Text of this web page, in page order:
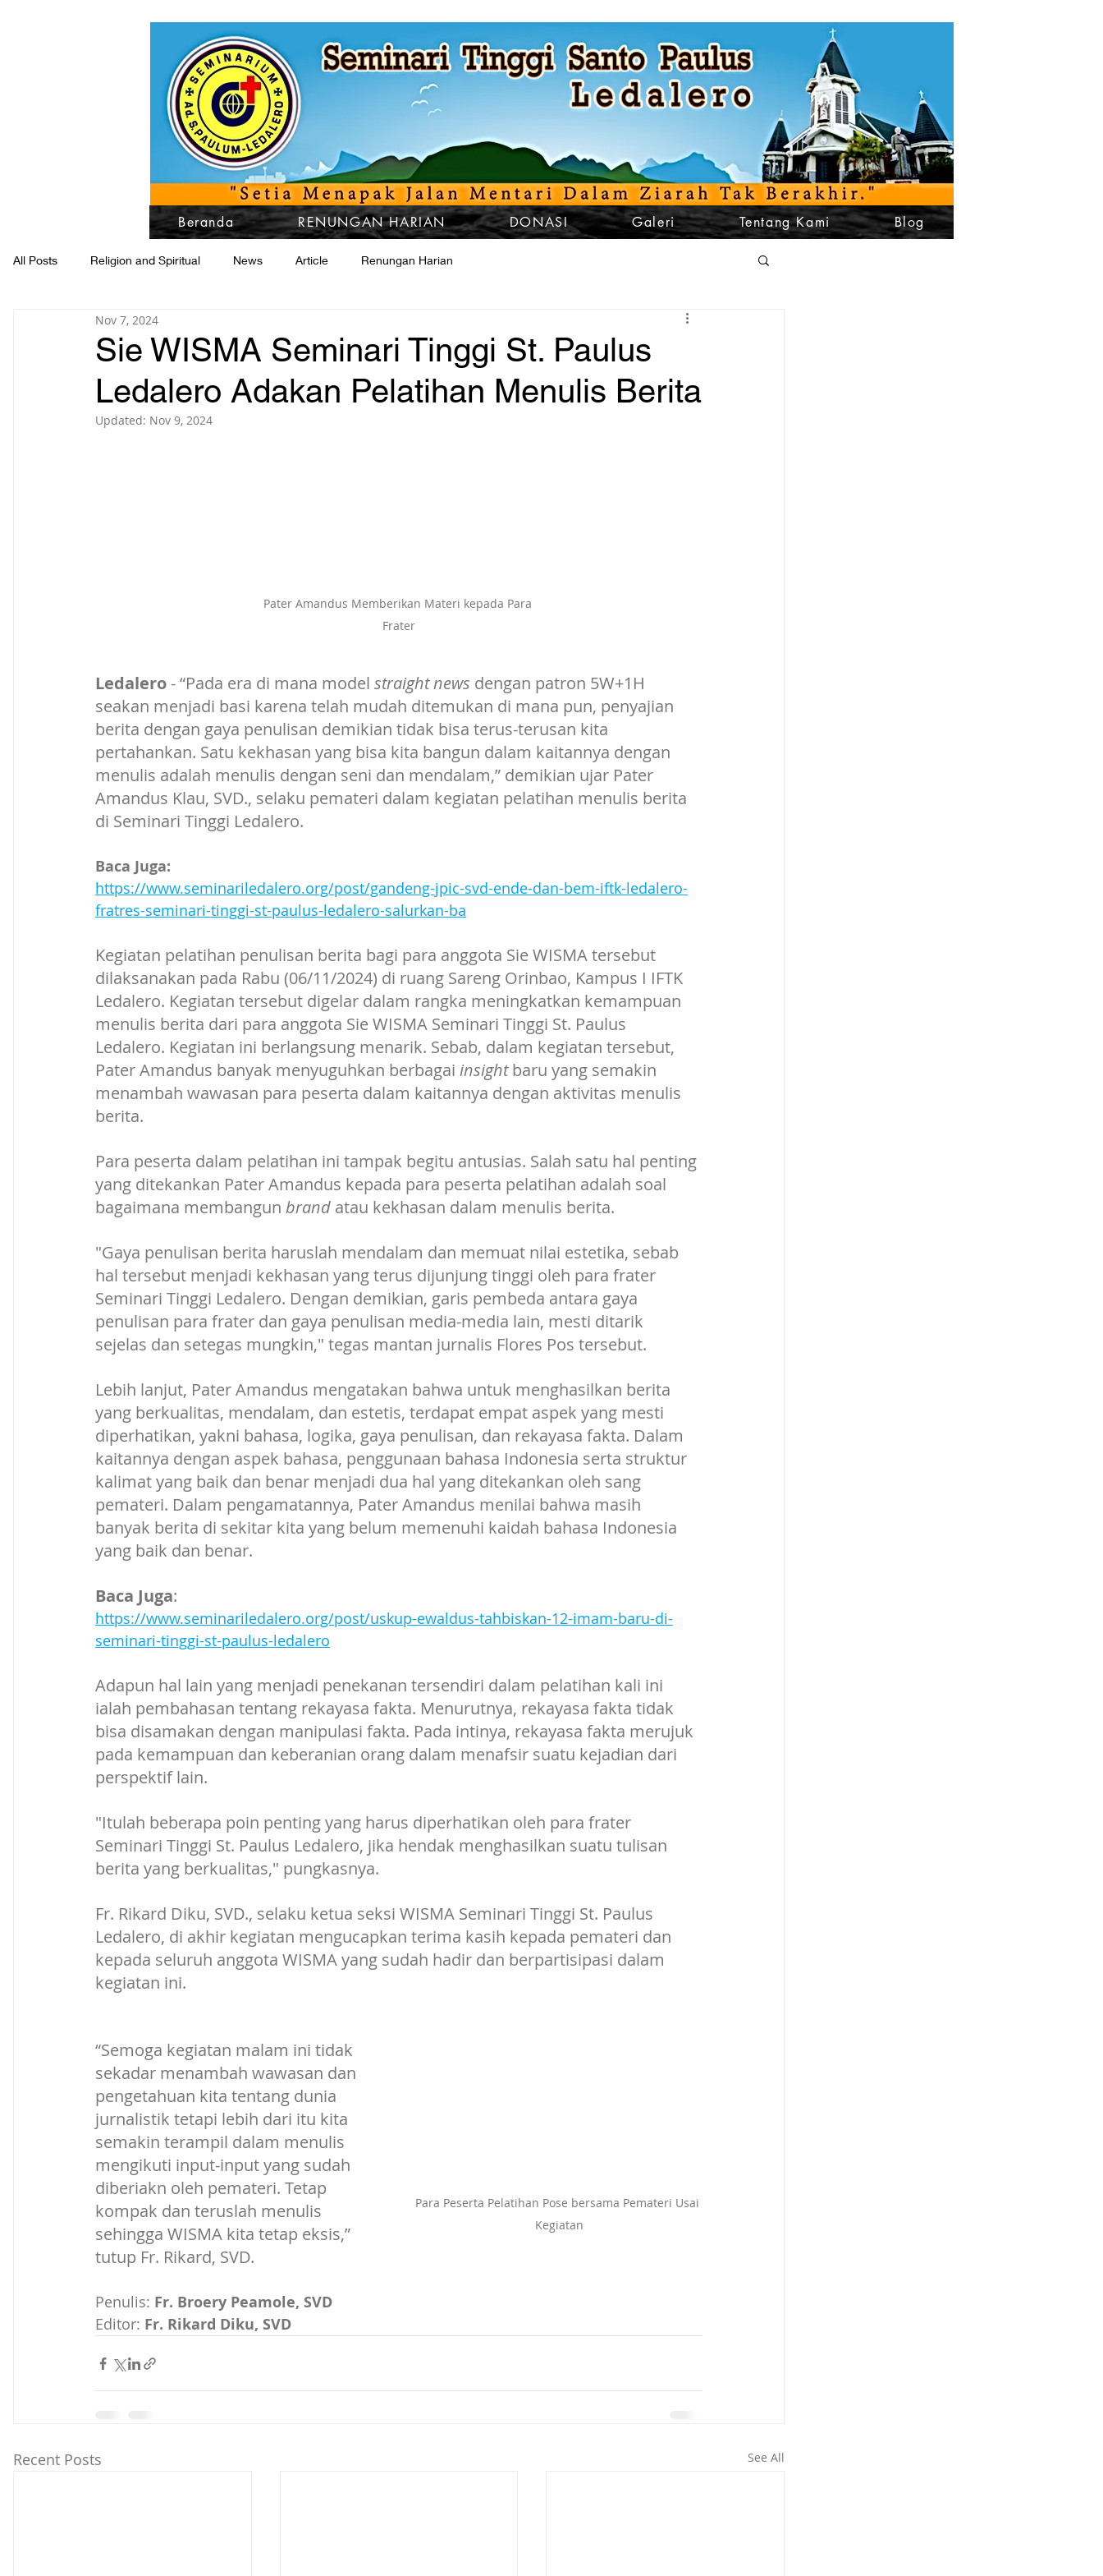
Beranda RENUNGAN HARIAN DONASI Galeri Tentang Kami Blog
All Posts Religion and Spiritual News Article Renungan Harian
Sie WISMA Seminari Tinggi St. Paulus
Ledalero Adakan Pelatihan Menulis Berita
Nov 7, 2024
Updated: Nov 9, 2024
Pater Amandus Memberikan Materi kepada Para
Frater
Ledalero - “Pada era di mana model straight news dengan patron 5W+1H
seakan menjadi basi karena telah mudah ditemukan di mana pun, penyajian
berita dengan gaya penulisan demikian tidak bisa terus-terusan kita
pertahankan. Satu kekhasan yang bisa kita bangun dalam kaitannya dengan
menulis adalah menulis dengan seni dan mendalam,” demikian ujar Pater
Amandus Klau, SVD., selaku pemateri dalam kegiatan pelatihan menulis berita
di Seminari Tinggi Ledalero.
Baca Juga:
https://www.seminariledalero.org/post/gandeng-jpic-svd-ende-dan-bem-iftk-ledalero-
fratres-seminari-tinggi-st-paulus-ledalero-salurkan-ba
Kegiatan pelatihan penulisan berita bagi para anggota Sie WISMA tersebut
dilaksanakan pada Rabu (06/11/2024) di ruang Sareng Orinbao, Kampus I IFTK
Ledalero. Kegiatan tersebut digelar dalam rangka meningkatkan kemampuan
menulis berita dari para anggota Sie WISMA Seminari Tinggi St. Paulus
Ledalero. Kegiatan ini berlangsung menarik. Sebab, dalam kegiatan tersebut,
Pater Amandus banyak menyuguhkan berbagai insight baru yang semakin
menambah wawasan para peserta dalam kaitannya dengan aktivitas menulis
berita.
Para peserta dalam pelatihan ini tampak begitu antusias. Salah satu hal penting
yang ditekankan Pater Amandus kepada para peserta pelatihan adalah soal
bagaimana membangun brand atau kekhasan dalam menulis berita.
"Gaya penulisan berita haruslah mendalam dan memuat nilai estetika, sebab
hal tersebut menjadi kekhasan yang terus dijunjung tinggi oleh para frater
Seminari Tinggi Ledalero. Dengan demikian, garis pembeda antara gaya
penulisan para frater dan gaya penulisan media-media lain, mesti ditarik
sejelas dan setegas mungkin," tegas mantan jurnalis Flores Pos tersebut.
Lebih lanjut, Pater Amandus mengatakan bahwa untuk menghasilkan berita
yang berkualitas, mendalam, dan estetis, terdapat empat aspek yang mesti
diperhatikan, yakni bahasa, logika, gaya penulisan, dan rekayasa fakta. Dalam
kaitannya dengan aspek bahasa, penggunaan bahasa Indonesia serta struktur
kalimat yang baik dan benar menjadi dua hal yang ditekankan oleh sang
pemateri. Dalam pengamatannya, Pater Amandus menilai bahwa masih
banyak berita di sekitar kita yang belum memenuhi kaidah bahasa Indonesia
yang baik dan benar.
Baca Juga:
https://www.seminariledalero.org/post/uskup-ewaldus-tahbiskan-12-imam-baru-di-
seminari-tinggi-st-paulus-ledalero
Adapun hal lain yang menjadi penekanan tersendiri dalam pelatihan kali ini
ialah pembahasan tentang rekayasa fakta. Menurutnya, rekayasa fakta tidak
bisa disamakan dengan manipulasi fakta. Pada intinya, rekayasa fakta merujuk
pada kemampuan dan keberanian orang dalam menafsir suatu kejadian dari
perspektif lain.
"Itulah beberapa poin penting yang harus diperhatikan oleh para frater
Seminari Tinggi St. Paulus Ledalero, jika hendak menghasilkan suatu tulisan
berita yang berkualitas," pungkasnya.
Fr. Rikard Diku, SVD., selaku ketua seksi WISMA Seminari Tinggi St. Paulus
Ledalero, di akhir kegiatan mengucapkan terima kasih kepada pemateri dan
kepada seluruh anggota WISMA yang sudah hadir dan berpartisipasi dalam
kegiatan ini.
Para Peserta Pelatihan Pose bersama Pemateri Usai
Kegiatan
“Semoga kegiatan malam ini tidak
sekadar menambah wawasan dan
pengetahuan kita tentang dunia
jurnalistik tetapi lebih dari itu kita
semakin terampil dalam menulis
mengikuti input-input yang sudah
diberiakn oleh pemateri. Tetap
kompak dan teruslah menulis
sehingga WISMA kita tetap eksis,”
tutup Fr. Rikard, SVD.
Penulis: Fr. Broery Peamole, SVD
Editor: Fr. Rikard Diku, SVD
Recent Posts See All